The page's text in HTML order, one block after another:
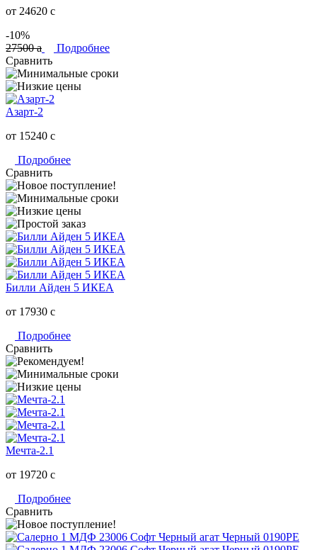
от 24620 c
-10%
27500a
Подробнее
Сравнить
Азарт-2
от 15240 c
Подробнее
Сравнить
Билли Айден 5 ИКЕА
от 17930 c
Подробнее
Сравнить
Мечта-2.1
от 19720 c
Подробнее
Сравнить